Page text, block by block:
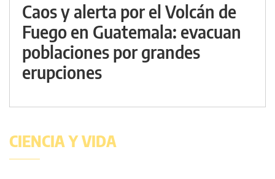
Caos y alerta por el Volcán de
Fuego en Guatemala: evacuan
poblaciones por grandes
erupciones
CIENCIA Y VIDA